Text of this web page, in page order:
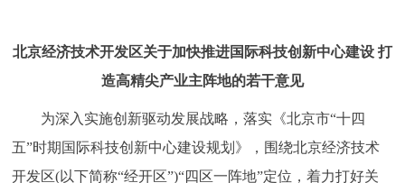
绿色北京 图说北京 视频北京
ENGLISH 한국어 日本語
北京经济技术开发区关于加快推进国际科技创新中心建设 打
造高精尖产业主阵地的若干意见
为深入实施创新驱动发展战略，落实《北京市“十四
五”时期国际科技创新中心建设规划》，围绕北京经济技术
开发区(以下简称“经开区”)“四区一阵地”定位，着力打好关